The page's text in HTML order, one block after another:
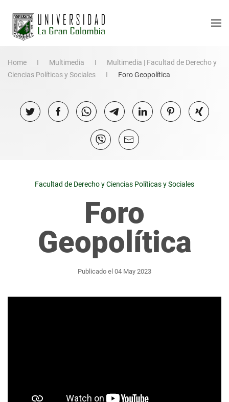
Home Multimedia
Multimedia | Facultad de Derecho y
Ciencias Políticas y Sociales
Foro Geopolítica
Facultad de Derecho y Ciencias Políticas y Sociales
Foro
Geopolítica
Publicado el 04 May 2023